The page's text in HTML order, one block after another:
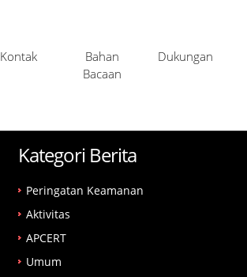
Kontak
Bahan
Bacaan
Dukungan
Kategori Berita
Peringatan Keamanan
Aktivitas
APCERT
Umum